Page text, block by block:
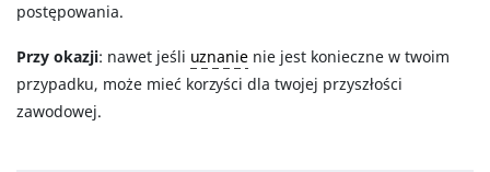
postępowania.
Przy okazji: nawet jeśli uznanie nie jest konieczne w twoim
przypadku, może mieć korzyści dla twojej przyszłości
zawodowej.